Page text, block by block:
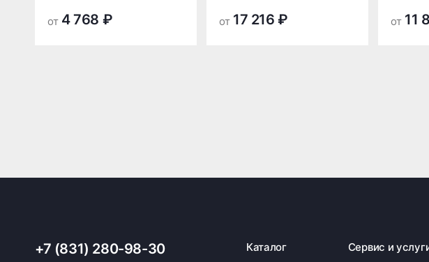
от 4 768 ₽ от 17 216 ₽ от 11
+7 (831) 280-98-30 Каталог Сервис и